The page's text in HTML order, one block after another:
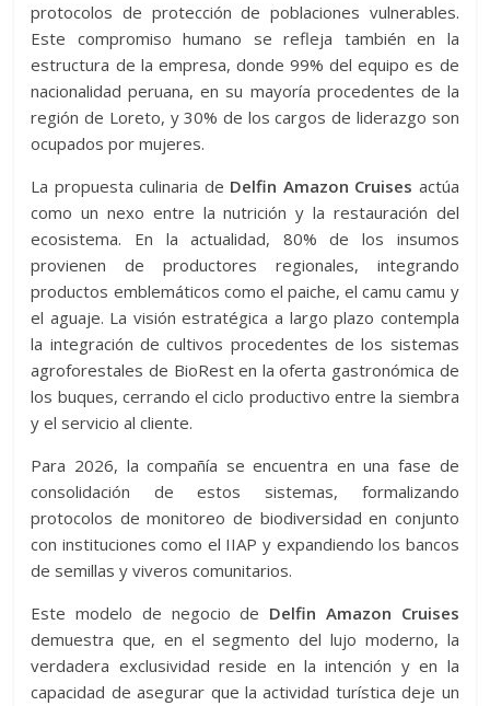
protocolos de protección de poblaciones vulnerables.
Este compromiso humano se refleja también en la
estructura de la empresa, donde 99% del equipo es de
nacionalidad peruana, en su mayoría procedentes de la
región de Loreto, y 30% de los cargos de liderazgo son
ocupados por mujeres.
La propuesta culinaria de Delfin Amazon Cruises actúa
como un nexo entre la nutrición y la restauración del
ecosistema. En la actualidad, 80% de los insumos
provienen de productores regionales, integrando
productos emblemáticos como el paiche, el camu camu y
el aguaje. La visión estratégica a largo plazo contempla
la integración de cultivos procedentes de los sistemas
agroforestales de BioRest en la oferta gastronómica de
los buques, cerrando el ciclo productivo entre la siembra
y el servicio al cliente.
Para 2026, la compañía se encuentra en una fase de
consolidación de estos sistemas, formalizando
protocolos de monitoreo de biodiversidad en conjunto
con instituciones como el IIAP y expandiendo los bancos
de semillas y viveros comunitarios.
Este modelo de negocio de Delfin Amazon Cruises
demuestra que, en el segmento del lujo moderno, la
verdadera exclusividad reside en la intención y en la
capacidad de asegurar que la actividad turística deje un